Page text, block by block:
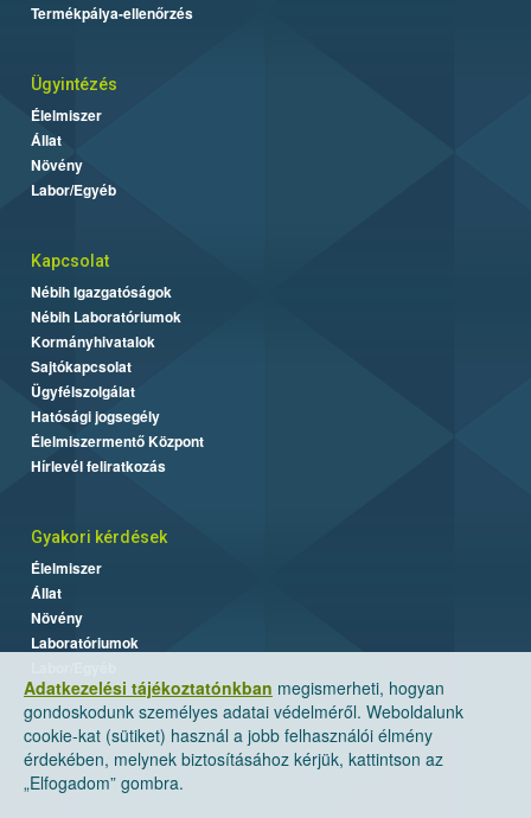
Adatkezelési tájékoztatónkban megismerheti, hogyan
gondoskodunk személyes adatai védelméről. Weboldalunk
cookie-kat (sütiket) használ a jobb felhasználói élmény
érdekében, melynek biztosításához kérjük, kattintson az
„Elfogadom” gombra.
Termékpálya-ellenőrzés
Ügyintézés
Élelmiszer
Állat
Növény
Labor/Egyéb
Kapcsolat
Nébih Igazgatóságok
Nébih Laboratóriumok
Kormányhivatalok
Sajtókapcsolat
Ügyfélszolgálat
Hatósági jogsegély
Élelmiszermentő Központ
Hírlevél feliratkozás
Gyakori kérdések
Élelmiszer
Állat
Növény
Laboratóriumok